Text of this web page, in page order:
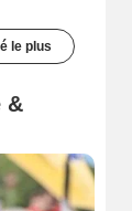
le plus
&